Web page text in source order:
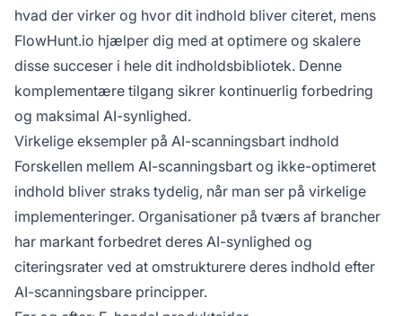
hvad der virker og hvor dit indhold bliver citeret, mens
FlowHunt.io hjælper dig med at optimere og skalere
disse succeser i hele dit indholdsbibliotek. Denne
komplementære tilgang sikrer kontinuerlig forbedring
og maksimal AI-synlighed.
Virkelige eksempler på AI-scanningsbart indhold
Forskellen mellem AI-scanningsbart og ikke-optimeret
indhold bliver straks tydelig, når man ser på virkelige
implementeringer. Organisationer på tværs af brancher
har markant forbedret deres AI-synlighed og
citeringsrater ved at omstrukturere deres indhold efter
AI-scanningsbare principper.